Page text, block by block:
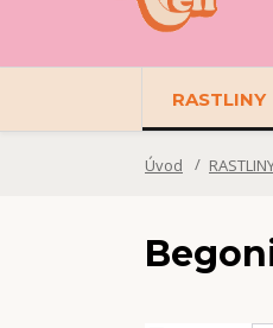
RASTLINY
Úvod